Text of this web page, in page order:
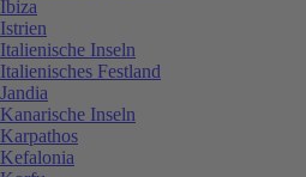
Ibiza
Istrien
Italienische Inseln
Italienisches Festland
Jandia
Kanarische Inseln
Karpathos
Kefalonia